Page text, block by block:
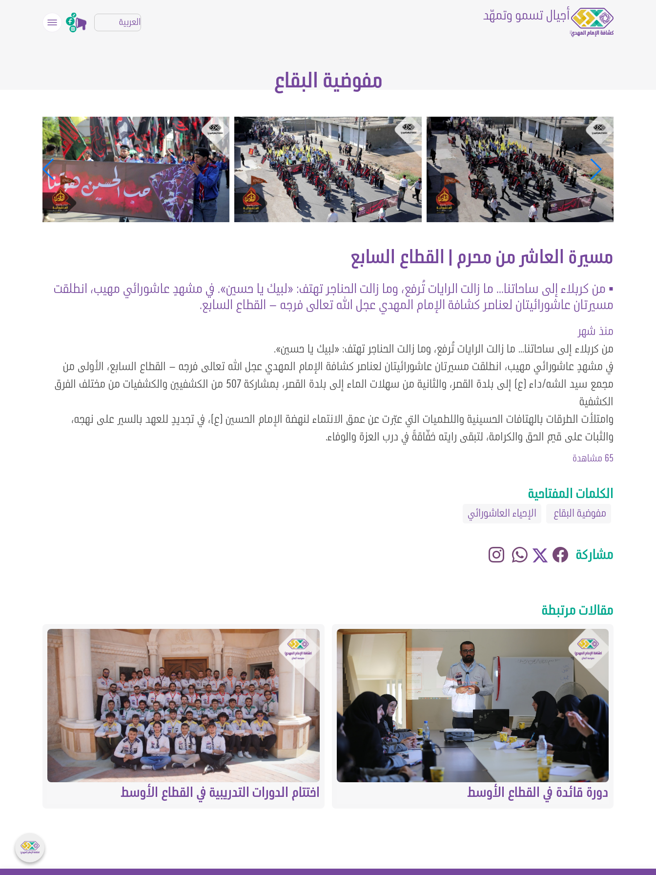
أجيال تسمو وتمهّد
مفوضية البقاع
مسيرة العاشر من محرم | القطاع السابع
▪️ من كربلاء إلى ساحاتنا... ما زالت الرايات تُرفع، وما زالت الحناجر تهتف: «لبيك يا حسين». في مشهدٍ عاشورائي مهيب، انطلقت
مسيرتان عاشورائيتان لعناصر كشافة الإمام المهدي عجل الله تعالى فرجه – القطاع السابع.
منذ شهر
من كربلاء إلى ساحاتنا... ما زالت الرايات تُرفع، وما زالت الحناجر تهتف: «لبيك يا حسين».
في مشهدٍ عاشورائي مهيب، انطلقت مسيرتان عاشورائيتان لعناصر كشافة الإمام المهدي عجل الله تعالى فرجه – القطاع السابع، الأولى من
مجمع سيد الشه/داء (ع) إلى بلدة القصر، والثانية من سهلات الماء إلى بلدة القصر، بمشاركة 507 من الكشفيين والكشفيات من مختلف الفرق
الكشفية
وامتلأت الطرقات بالهتافات الحسينية واللطميات التي عبّرت عن عمق الانتماء لنهضة الإمام الحسين (ع)، في تجديدٍ للعهد بالسير على نهجه،
والثبات على قيم الحق والكرامة، لتبقى رايته خفّاقةً في درب العزة والوفاء.
65 مشاهدة
الكلمات المفتاحية
مفوضية البقاع الإحياء العاشورائي
مشاركة
مقالات مرتبطة
اختتام الدورات التدريبية في القطاع الأوسط دورة قائدة في القطاع الأوسط